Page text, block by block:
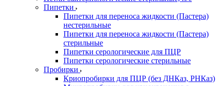
Пипетки
Пипетки для переноса жидкости (Пастера)
нестерильные
Пипетки для переноса жидкости (Пастера)
стерильные
Пипетки серологические для ПЦР
Пипетки серологические стерильные
Пробирки
Криопробирки для ПЦР (без ДНКаз, РНКаз)